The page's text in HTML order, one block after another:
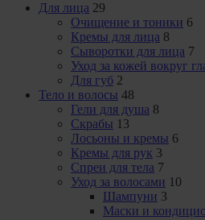
Для лица 29
Очищение и тоники 6
Кремы для лица 8
Сыворотки для лица 7
Уход за кожей вокруг
Для губ 2
Тело и волосы 48
Гели для душа 8
Скрабы 13
Лосьоны и кремы 6
Кремы для рук 3
Спреи для тела 7
Уход за волосами 10
Шампуни 3
Маски и